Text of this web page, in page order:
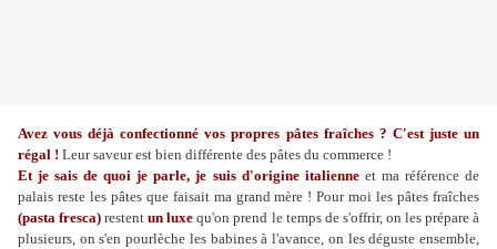
Avez vous déjà confectionné vos propres pâtes fraîches ? C'est juste un
régal ! Leur saveur est bien différente des pâtes du commerce !
Et je sais de quoi je parle, je suis d'origine italienneet ma référence de
palais reste les pâtes que faisait ma grand mère ! Pour moi les pâtes fraîches
(pasta fresca) restentun luxe qu'on prend le temps de s'offrir, on les prépare à
plusieurs, on s'en pourlèche les babines à l'avance, on les déguste ensemble,